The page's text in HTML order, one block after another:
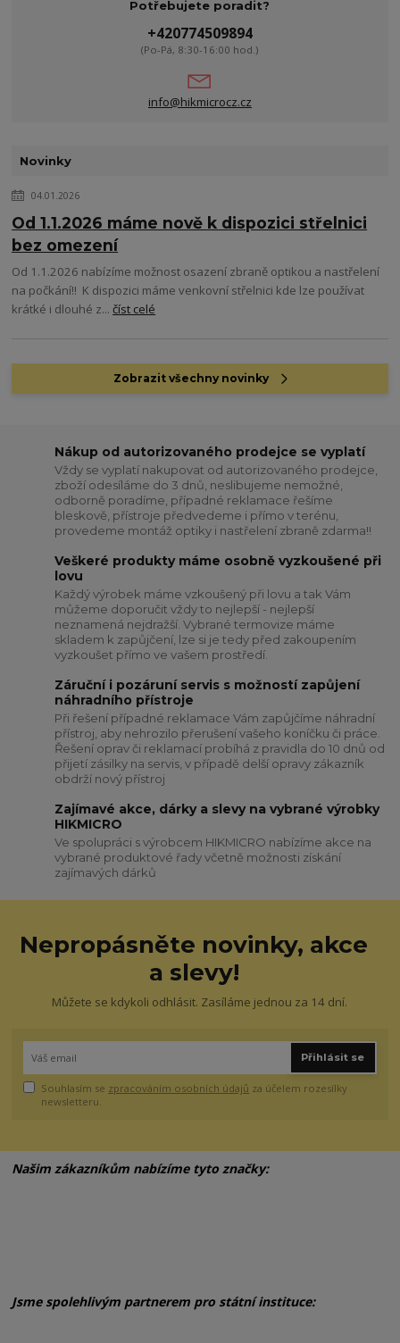
Potřebujete poradit?
+420774509894
(Po-Pá, 8:30-16:00 hod.)
info@hikmicrocz.cz
Novinky
04.01.2026
Od 1.1.2026 máme nově k dispozici střelnici
bez omezení
Od 1.1.2026 nabízíme možnost osazení zbraně optikou a nastřelení
na počkání!! K dispozici máme venkovní střelnici kde lze používat
krátké i dlouhé z...číst celé
Zobrazit všechny novinky
Nákup od autorizovaného prodejce se vyplatí
Vždy se vyplatí nakupovat od autorizovaného prodejce,
zboží odesíláme do 3 dnů, neslibujeme nemožné,
odborně poradíme, případné reklamace řešíme
bleskově, přístroje předvedeme i přímo v terénu,
provedeme montáž optiky i nastřelení zbraně zdarma!!
Veškeré produkty máme osobně vyzkoušené při
lovu
Každý výrobek máme vzkoušený při lovu a tak Vám
můžeme doporučit vždy to nejlepší - nejlepší
neznamená nejdražší. Vybrané termovize máme
skladem k zapůjčení, lze si je tedy před zakoupením
vyzkoušet přímo ve vašem prostředí.
Záruční i pozáruní servis s možností zapůjení
náhradního přístroje
Při řešení případné reklamace Vám zapůjčíme náhradní
přístroj, aby nehrozilo přerušení vašeho koníčku či práce.
Řešení oprav či reklamací probíhá z pravidla do 10 dnů od
přijetí zásilky na servis, v případě delší opravy zákazník
obdrží nový přístroj
Zajímavé akce, dárky a slevy na vybrané výrobky
HIKMICRO
Ve spolupráci s výrobcem HIKMICRO nabízíme akce na
vybrané produktové řady včetně možnosti získání
zajímavých dárků
Nepropásněte novinky, akce
a slevy!
Můžete se kdykoli odhlásit. Zasíláme jednou za 14 dní.
Přihlásit se
Souhlasím se zpracováním osobních údajů za účelem rozesílky
newsletteru.
Našim zákazníkům nabízíme tyto značky:
Jsme spolehlivým partnerem pro státní instituce: